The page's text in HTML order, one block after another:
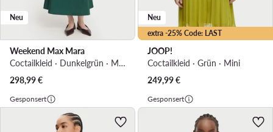
Neu
Weekend Max Mara
Coctailkleid · Dunkelgrün · Midi
298,99€
extra -25% Code: LAST
Neu
JOOP!
Coctailkleid · Grün · Mini
249,99€
Gesponsert Gesponsert